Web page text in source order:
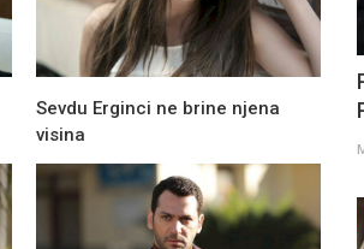
Sevdu Erginci ne brine njena
visina